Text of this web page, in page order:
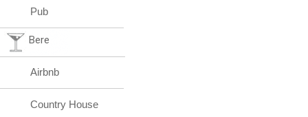
Pub
Bere
Airbnb
Country House